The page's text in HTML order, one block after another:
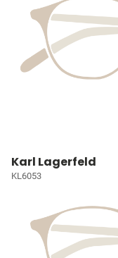
Karl Lagerfeld
KL6053